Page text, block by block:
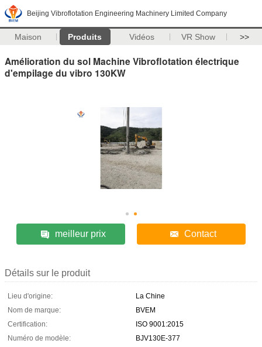
Beijing Vibroflotation Engineering Machinery Limited Company
Maison Produits Vidéos VR Show >>
Amélioration du sol Machine Vibroflotation électrique
d'empilage du vibro 130KW
meilleur prix Contact
Détails sur le produit
Lieu d'origine:
La Chine
Nom de marque:
BVEM
Certification:
ISO 9001:2015
Numéro de modèle:
BJV130E-377